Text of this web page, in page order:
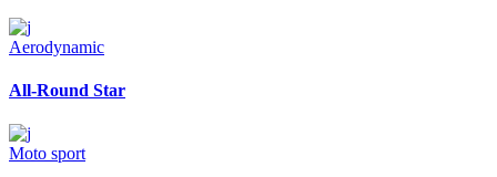
Aerodynamic
All-Round Star
Moto sport